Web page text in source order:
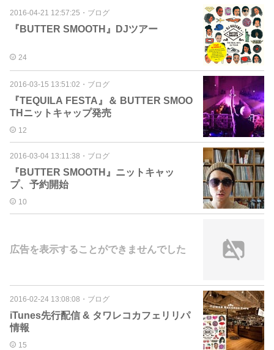
2016-04-21 12:57:25 ・ ブログ
『BUTTER SMOOTH』DJツアー
24
2016-03-15 13:51:02 ・ ブログ
『TEQUILA FESTA』＆ BUTTER SMOO
THニットキャップ発売
12
2016-03-04 13:11:38 ・ ブログ
『BUTTER SMOOTH』ニットキャッ
プ、予約開始
10
広告を表示することができませんでした
2016-02-24 13:08:08 ・ ブログ
iTunes先行配信 & タワレコカフェリリパ
情報
15